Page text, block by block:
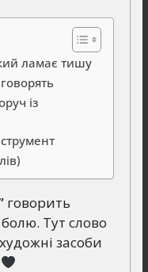
ламає тишу
із
говорить
Тут слово
засоби